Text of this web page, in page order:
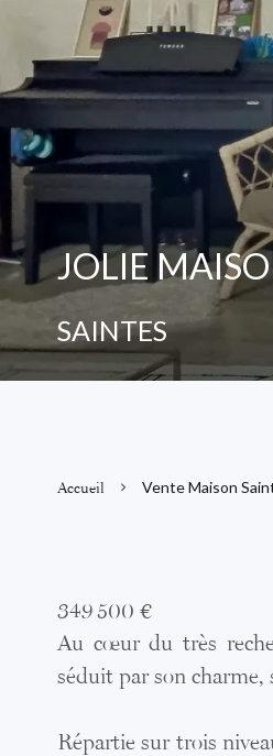
JOLIE
SAINTES
Accueil Vente Maison
349 500 €
Au cœur du très
séduit par son
Répartie sur trois